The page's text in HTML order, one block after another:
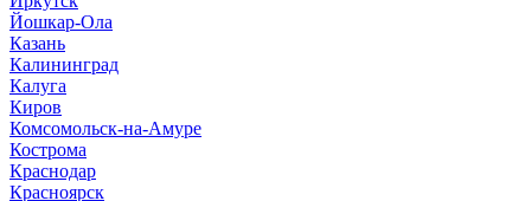
Йошкар-Ола
Казань
Калининград
Калуга
Киров
Комсомольск-на-Амуре
Кострома
Краснодар
Красноярск